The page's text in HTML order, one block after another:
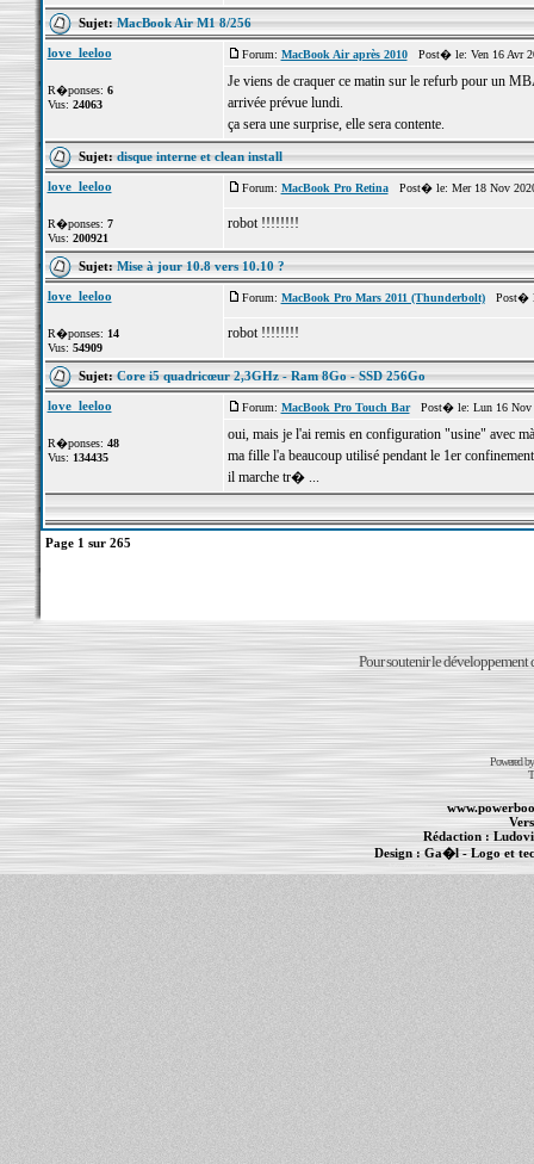
Sujet:MacBook Air M1 8/256
love_leeloo
R�ponses: 6
Vus: 24063
Forum: MacBook Air après 2010Post� le: Ven 16 Avr
Je viens de craquer ce matin sur le refurb pour un
arrivée prévue lundi.
ça sera une surprise, elle sera contente.
Sujet:disque interne et clean install
love_leeloo
R�ponses: 7
Vus: 200921
Forum: MacBook Pro RetinaPost� le: Mer 18 Nov
robot !!!!!!!!
Sujet:Mise à jour 10.8 vers 10.10 ?
love_leeloo
R�ponses: 14
Vus: 54909
Forum: MacBook Pro Mars 2011 (Thunderbolt)Post�
robot !!!!!!!!
Sujet:Core i5 quadricœur 2,3GHz - Ram 8Go - SSD 256Go
love_leeloo
R�ponses: 48
Vus: 134435
Forum: MacBook Pro Touch BarPost� le: Lun 16 Nov
oui, mais je l'ai remis en configuration "usine" avec
ma fille l'a beaucoup utilisé pendant le 1er
il marche tr� ...
Page 1 sur 265
Pour soutenir le développement
Powered
Rédaction :
Design :Ga�l- Logo et
- MacBook Pro